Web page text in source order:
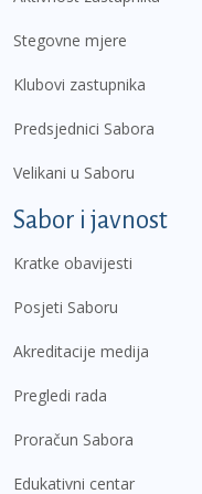
Stegovne mjere
Klubovi zastupnika
Predsjednici Sabora
Velikani u Saboru
Sabor i javnost
Kratke obavijesti
Posjeti Saboru
Akreditacije medija
Pregledi rada
Proračun Sabora
Edukativni centar